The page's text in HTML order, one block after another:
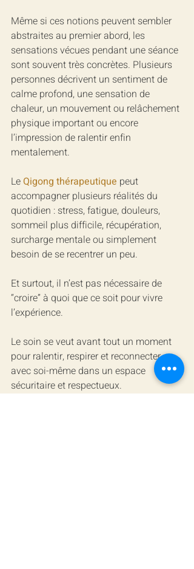
Même si ces notions peuvent sembler
abstraites au premier abord, les
sensations vécues pendant une séance
sont souvent très concrètes. Plusieurs
personnes décrivent un sentiment de
calme profond, une sensation de
chaleur, un mouvement ou relâchement
physique important ou encore
l’impression de ralentir enfin
mentalement.
Le Qigong thérapeutique peut
accompagner plusieurs réalités du
quotidien : stress, fatigue, douleurs,
sommeil plus difficile, récupération,
surcharge mentale ou simplement
besoin de se recentrer un peu.
Et surtout, il n’est pas nécessaire de
“croire” à quoi que ce soit pour vivre
l’expérience.
Le soin se veut avant tout un moment
pour ralentir, respirer et reconnecter
avec soi-même dans un espace
sécuritaire et respectueux.